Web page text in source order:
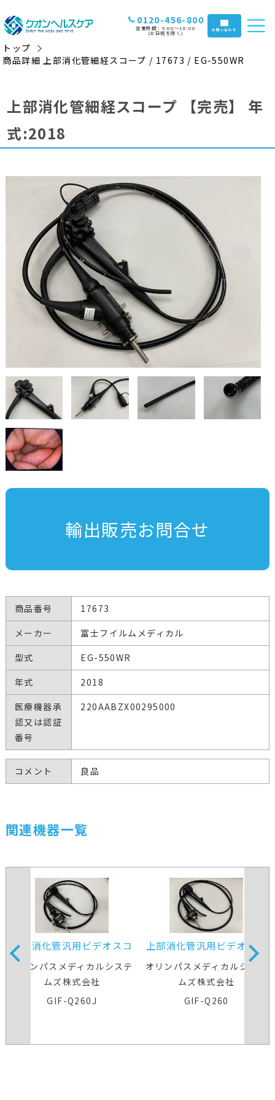
0120-456-800
営業時間：9:00〜18:00
(土日祝を除く) お問い合わせ
トップ
商品詳細 上部消化管細経スコープ / 17673 / EG-550WR
上部消化管細経スコープ 【完売】
年
式:2018
輸出販売お問合せ
商品番号
17673
メーカー
富士フイルムメディカル
型式
EG-550WR
年式
2018
医療機器承
認又は認証
番号
220AABZX00295000
コメント 良品
関連機器一覧
上部消化管汎用ビデオスコ
ープ
オリンパスメディカルシステ
ムズ株式会社
GIF-Q260J
上部消化管汎用ビデオスコ
ープ
オリンパスメディカルシステ
ムズ株式会社
GIF-Q260